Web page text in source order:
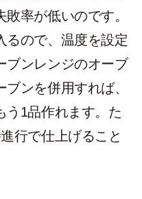
率が低いのです。
るので、温度を設定
ブンレンジのオーブ
ンを併用すれば、
う1品作れます。た
行で仕上げること